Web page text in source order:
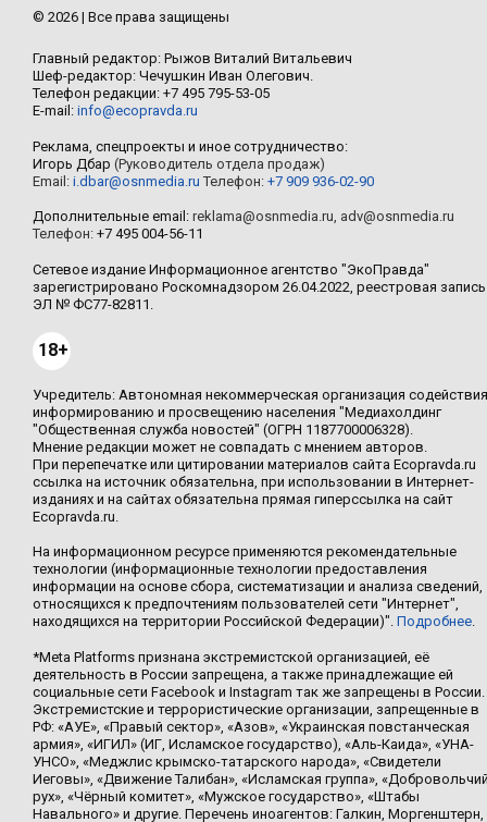
© 2026 | Все права защищены
Главный редактор: Рыжов Виталий Витальевич
Шеф-редактор: Чечушкин Иван Олегович.
Телефон редакции: +7 495 795-53-05
E-mail: info@ecopravda.ru
Реклама, спецпроекты и иное сотрудничество:
Игорь Дбар (Руководитель отдела продаж)
Email: i.dbar@osnmedia.ru Телефон: +7 909 936-02-90
Дополнительные email: reklama@osnmedia.ru, adv@osnmedia.ru
Телефон: +7 495 004-56-11
Сетевое издание Информационное агентство "ЭкоПравда"
зарегистрировано Роскомнадзором 26.04.2022, реестровая запись
ЭЛ № ФС77-82811.
18+
Учредитель: Автономная некоммерческая организация содействия
информированию и просвещению населения "Медиахолдинг
"Общественная служба новостей" (ОГРН 1187700006328).
Мнение редакции может не совпадать с мнением авторов.
При перепечатке или цитировании материалов сайта Ecopravda.ru
ссылка на источник обязательна, при использовании в Интернет-
изданиях и на сайтах обязательна прямая гиперссылка на сайт
Ecopravda.ru.
На информационном ресурсе применяются рекомендательные
технологии (информационные технологии предоставления
информации на основе сбора, систематизации и анализа сведений,
относящихся к предпочтениям пользователей сети "Интернет",
находящихся на территории Российской Федерации)". Подробнее.
*Meta Platforms признана экстремистской организацией, её
деятельность в России запрещена, а также принадлежащие ей
социальные сети Facebook и Instagram так же запрещены в России.
Экстремистские и террористические организации, запрещенные в
РФ: «АУЕ», «Правый сектор», «Азов», «Украинская повстанческая
армия», «ИГИЛ» (ИГ, Исламское государство), «Аль-Каида», «УНА-
УНСО», «Меджлис крымско-татарского народа», «Свидетели
Иеговы», «Движение Талибан», «Исламская группа»,
рух», «Чёрный комитет», «Мужское государство», «Штабы
Навального» и другие. Перечень иноагентов: Галкин, Моргенштерн,